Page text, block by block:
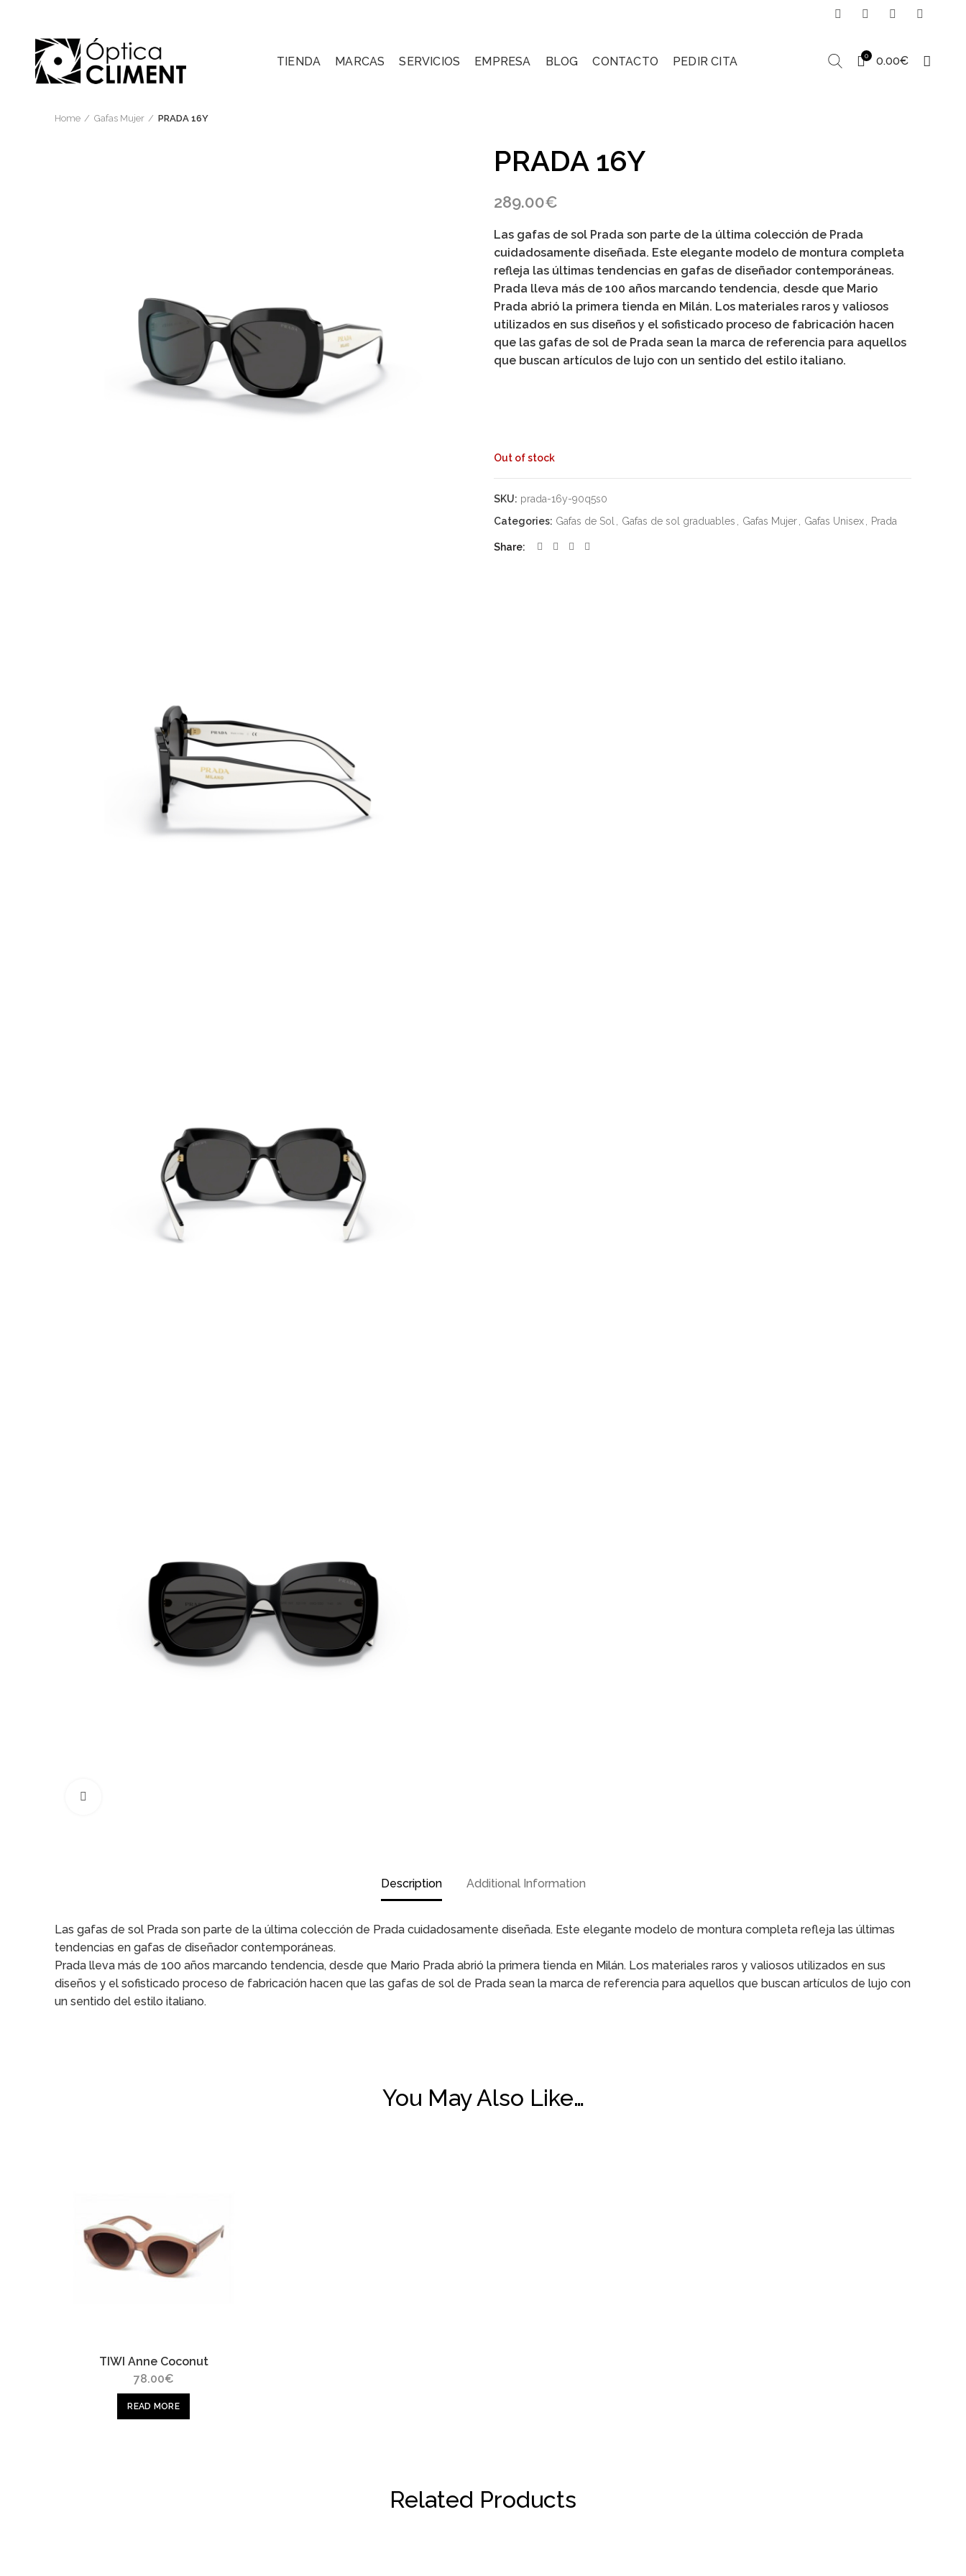
TIENDA MARCAS SERVICIOS EMPRESA BLOG CONTACTO PEDIR CITA 0 0.00€
Home Gafas Mujer PRADA 16Y
PRADA 16Y
289.00€
Las gafas de sol Prada son parte de la última colección de Prada
cuidadosamente diseñada. Este elegante modelo de montura completa
refleja las últimas tendencias en gafas de diseñador contemporáneas.
Prada lleva más de 100 años marcando tendencia, desde que Mario
Prada abrió la primera tienda en Milán. Los materiales raros y valiosos
utilizados en sus diseños y el sofisticado proceso de fabricación hacen
que las gafas de sol de Prada sean la marca de referencia para aquellos
que buscan artículos de lujo con un sentido del estilo italiano.
Out of stock
SKU: prada-16y-90q5s0
Categories: Gafas de Sol Gafas de sol graduables Gafas Mujer Gafas Unisex Prada
Share
Description Additional Information
Las gafas de sol Prada son parte de la última colección de Prada cuidadosamente diseñada. Este elegante modelo de montura completa refleja las últimas
tendencias en gafas de diseñador contemporáneas.
Prada lleva más de 100 años marcando tendencia, desde que Mario Prada abrió la primera tienda en Milán. Los materiales raros y valiosos utilizados en sus
diseños y el sofisticado proceso de fabricación hacen que las gafas de sol de Prada sean la marca de referencia para aquellos que buscan artículos de lujo con
un sentido del estilo italiano.
You May Also Like…
TIWI Anne Coconut
78.00€
READ MORE
Related Products